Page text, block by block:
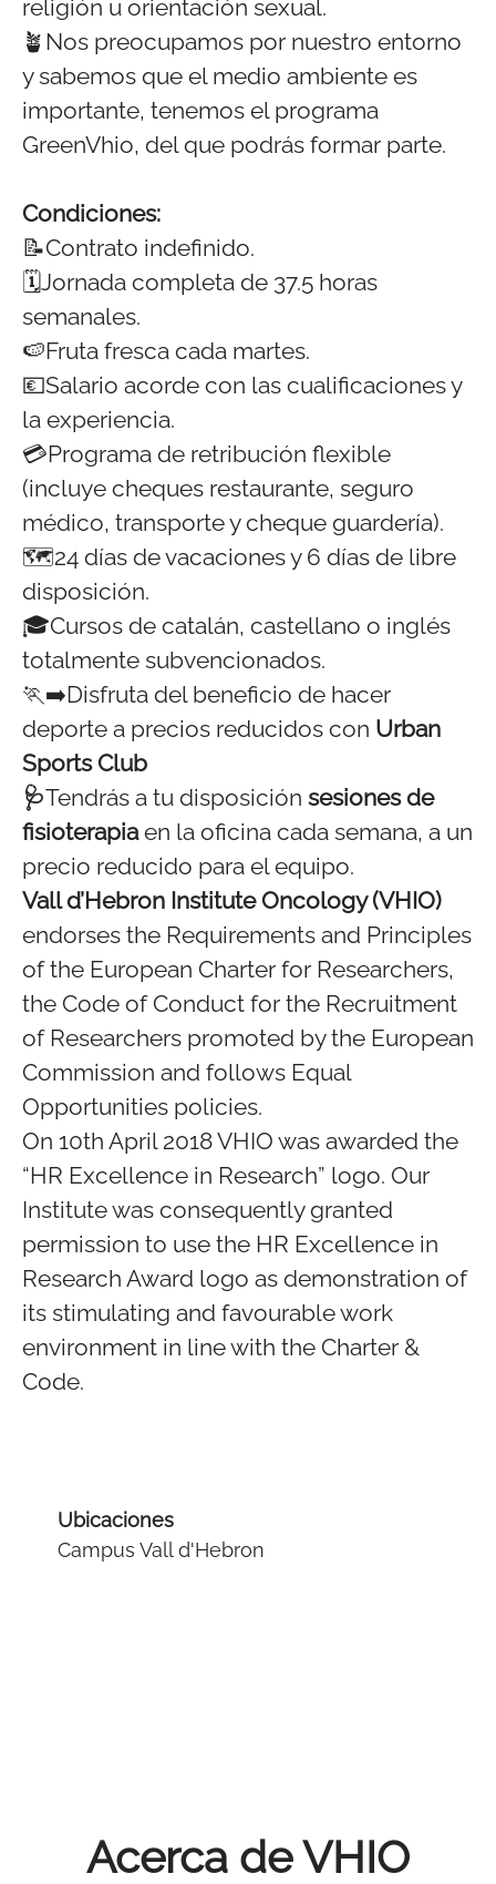
religión u orientación sexual.
🪴Nos preocupamos por nuestro entorno
y sabemos que el medio ambiente es
importante, tenemos el programa
GreenVhio, del que podrás formar parte.
Condiciones:
📝Contrato indefinido.
🗓️Jornada completa de 37.5 horas
semanales.
🍉Fruta fresca cada martes.
💶Salario acorde con las cualificaciones y
la experiencia.
💳Programa de retribución flexible
(incluye cheques restaurante, seguro
médico, transporte y cheque guardería).
🗺️24 días de vacaciones y 6 días de libre
disposición.
🎓Cursos de catalán, castellano o inglés
totalmente subvencionados.
🏃‍➡️Disfruta del beneficio de hacer
deporte a precios reducidos con Urban
Sports Club
🩺Tendrás a tu disposición sesiones de
fisioterapiaen la oficina cada semana, a un
precio reducido para el equipo.
Vall d’Hebron Institute Oncology (VHIO)
endorses the Requirements and Principles
of the European Charter for Researchers,
the Code of Conduct for the Recruitment
of Researchers promoted by the European
Commission and follows Equal
Opportunities policies.
On 10th April 2018 VHIO was awarded the
“HR Excellence in Research” logo. Our
Institute was consequently granted
permission to use the HR Excellence in
Research Award logo as demonstration of
its stimulating and favourable work
environment in line with the Charter &
Code.
Ubicaciones
Campus Vall d'Hebron
Acerca de VHIO